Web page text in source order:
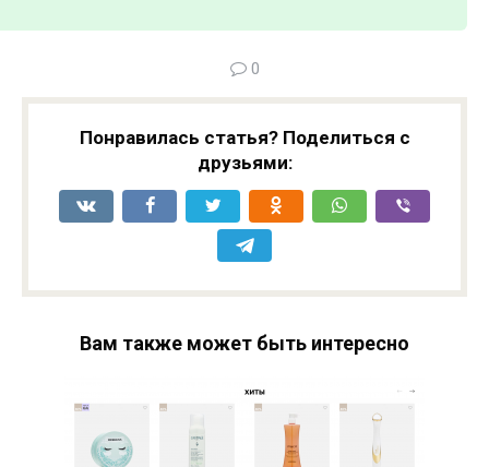
0
Понравилась статья? Поделиться с
друзьями:
Вам также может быть интересно